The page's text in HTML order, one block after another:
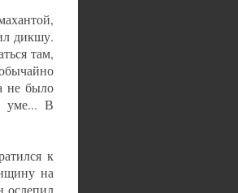
дикшу.
там,
не было
уме... В
к
на